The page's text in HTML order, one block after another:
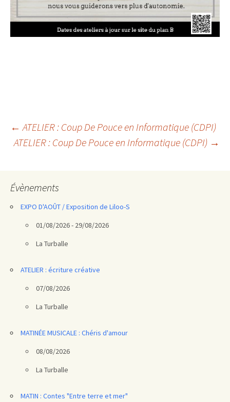
Navigation
des
← ATELIER : Coup De Pouce en Informatique (CDPI)
ATELIER : Coup De Pouce en Informatique (CDPI) →
Évènements
EXPO D'AOÛT / Exposition de Liloo-S
01/08/2026 - 29/08/2026
La Turballe
ATELIER : écriture créative
07/08/2026
La Turballe
MATINÉE MUSICALE : Chéris d'amour
08/08/2026
La Turballe
MATIN : Contes "Entre terre et mer"